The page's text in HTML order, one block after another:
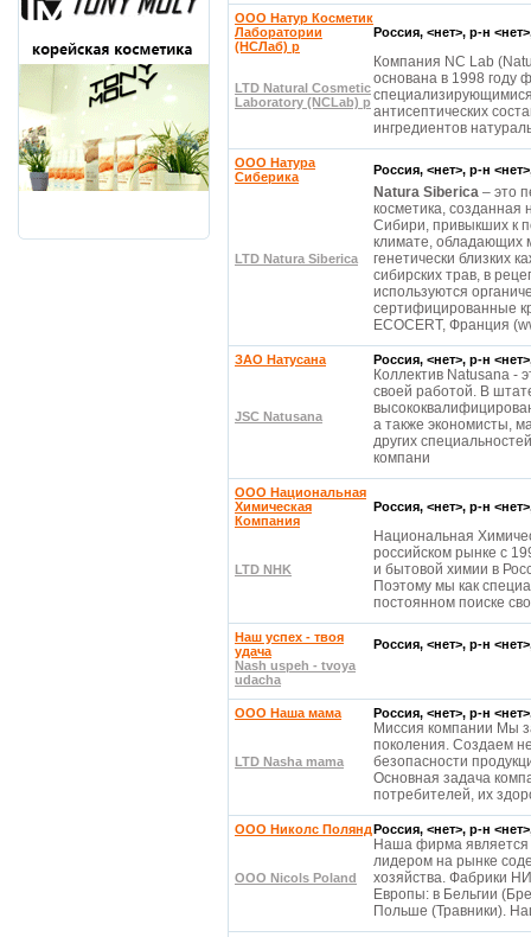
ООО Натур Косметик
Лаборатории
(НСЛаб) р
Россия, <нет>, р-н
LTD Natural Cosmetic
Laboratory (NCLab) р
Компания NC Lab
основана в 1998 году
антисептических
ингредиентов
ООО Натура
Сиберика
Россия, <нет>, р-н
LTD Natura Siberica
Natura Siberica – это
косметика, созданная
Сибири, привыкших к
климате,
генетически близких
сибирских трав, в
используются
сертифицированные
ECOCERT, Франция
ЗАО Натусана Россия, <нет>, р-н
JSC Natusana
Кoллeктив Natusana -
cвoeй paбoтoй. В
a тaкжe экoнoмиcты,
дpугиx
кoмпaни
ООО Национальная
Химическая
Компания
Россия, <нет>, р-н
LTD NHK
Национальная
российском рынке с
и бытовой химии в
Поэтому мы как
постоянном поиске
Наш успех - твоя
удача
Россия, <нет>, р-н
Nash uspeh - tvoya
udacha
OOO Наша мама Россия, <нет>, р-н
LTD Nasha mama
Миссия компании Мы
поколения. Создаем
безопасности
Основная задача
потребителей, их
OOO Николс ПоляндРоссия, <нет>, р-н
OOO Nicols Poland
Наша фирма
лидером на рынке
хозяйства. Фабрики
Европы: в Бельгии
Польше (Травники).